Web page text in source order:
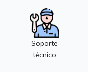
Soporte
técnico